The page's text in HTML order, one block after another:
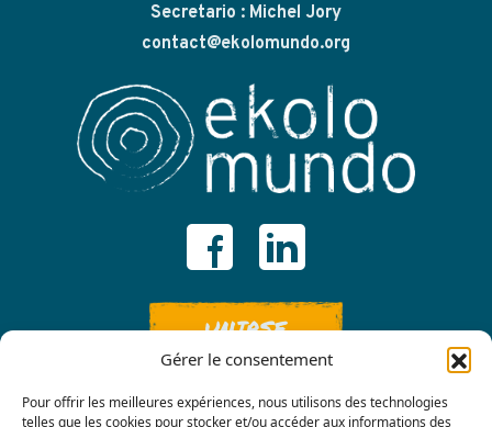
Gérer le consentement
Pour offrir les meilleures expériences, nous utilisons des technologies
telles que les cookies pour stocker et/ou accéder aux informations des
Secretario : Michel Jory
contact@ekolomundo.org
UNIRSE